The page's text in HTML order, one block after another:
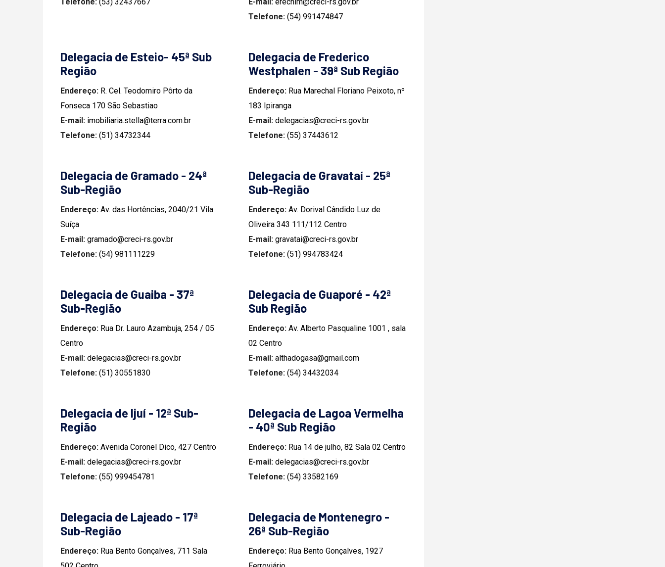
Telefone: (54) 991474847
Delegacia de Esteio- 45ª Sub
Região
Endereço: R. Cel. Teodomiro Pôrto da
Fonseca 170 São Sebastiao
E-mail: imobiliaria.stella@terra.com.br
Telefone: (51) 34732344
Delegacia de Frederico
Westphalen - 39ª Sub Região
Endereço: Rua Marechal Floriano Peixoto, nº
183 Ipiranga
E-mail: delegacias@creci-rs.gov.br
Telefone: (55) 37443612
Delegacia de Gramado - 24ª
Sub-Região
Endereço: Av. das Hortências, 2040/21 Vila
Suíça
E-mail: gramado@creci-rs.gov.br
Telefone: (54) 981111229
Delegacia de Gravataí - 25ª
Sub-Região
Endereço: Av. Dorival Cândido Luz de
Oliveira 343 111/112 Centro
E-mail: gravatai@creci-rs.gov.br
Telefone: (51) 994783424
Delegacia de Guaiba - 37ª
Sub-Região
Endereço: Rua Dr. Lauro Azambuja, 254 / 05
Centro
E-mail: delegacias@creci-rs.gov.br
Telefone: (51) 30551830
Delegacia de Guaporé - 42ª
Sub Região
Endereço: Av. Alberto Pasqualine 1001 , sala
02 Centro
E-mail: althadogasa@gmail.com
Telefone: (54) 34432034
Delegacia de Ijuí - 12ª Sub-
Região
Endereço: Avenida Coronel Dico, 427 Centro
E-mail: delegacias@creci-rs.gov.br
Telefone: (55) 999454781
Delegacia de Lagoa Vermelha
- 40ª Sub Região
Endereço: Rua 14 de julho, 82 Sala 02 Centro
E-mail: delegacias@creci-rs.gov.br
Telefone: (54) 33582169
Delegacia de Lajeado - 17ª
Sub-Região
Endereço: Rua Bento Gonçalves, 711 Sala
Delegacia de Montenegro -
26ª Sub-Região
Endereço: Rua Bento Gonçalves, 1927